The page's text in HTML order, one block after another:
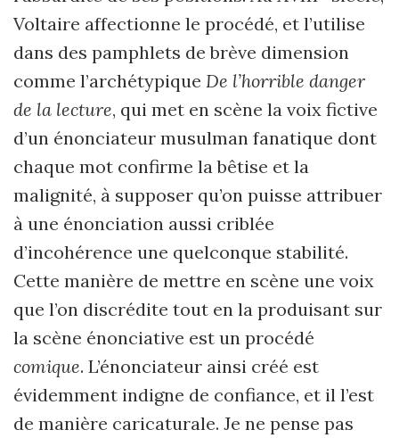
Voltaire affectionne le procédé, et l’utilise
dans des pamphlets de brève dimension
comme l’archétypique De l’horrible danger
de la lecture, qui met en scène la voix fictive
d’un énonciateur musulman fanatique dont
chaque mot confirme la bêtise et la
malignité, à supposer qu’on puisse attribuer
à une énonciation aussi criblée
d’incohérence une quelconque stabilité.
Cette manière de mettre en scène une voix
que l’on discrédite tout en la produisant sur
la scène énonciative est un procédé
comique. L’énonciateur ainsi créé est
évidemment indigne de confiance, et il l’est
de manière caricaturale. Je ne pense pas